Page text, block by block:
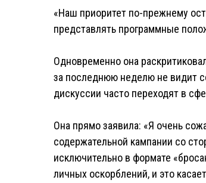
«Наш приоритет по-прежнему
представлять программные
Одновременно она
за последнюю неделю не видит
дискуссии часто переходят в
Она прямо заявила: «Я очень
содержательной кампании со
исключительно в формате
личных оскорблений, и это